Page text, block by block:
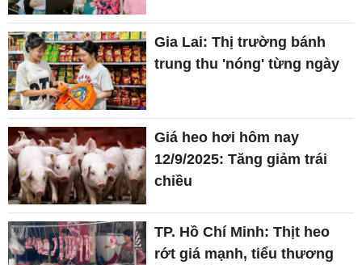
Gia Lai: Thị trường bánh
trung thu 'nóng' từng ngày
Giá heo hơi hôm nay
12/9/2025: Tăng giảm trái
chiều
TP. Hồ Chí Minh: Thịt heo
rớt giá mạnh, tiểu thương